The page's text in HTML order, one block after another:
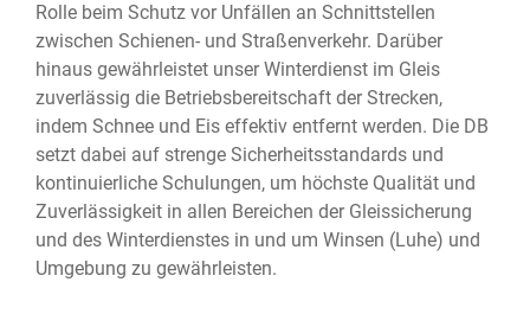
Rolle beim Schutz vor Unfällen an Schnittstellen
zwischen Schienen- und Straßenverkehr. Darüber
hinaus gewährleistet unser Winterdienst im Gleis
zuverlässig die Betriebsbereitschaft der Strecken,
indem Schnee und Eis effektiv entfernt werden. Die DB
setzt dabei auf strenge Sicherheitsstandards und
kontinuierliche Schulungen, um höchste Qualität und
Zuverlässigkeit in allen Bereichen der Gleissicherung
und des Winterdienstes in und um Winsen (Luhe) und
Umgebung zu gewährleisten.